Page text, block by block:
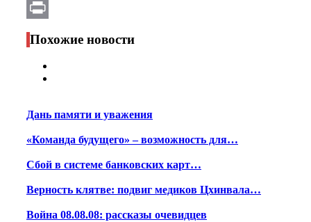
Email
Print
Похожие новости
Дань памяти и уважения
«Команда будущего» – возможность для…
Сбой в системе банковских карт…
Верность клятве: подвиг медиков Цхинвала…
Война 08.08.08: рассказы очевидцев